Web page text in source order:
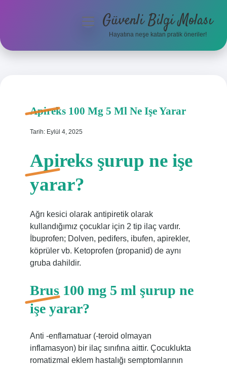
Anasayfa
menüyüGüvenli Bilgi Molası
Hayatına neşe katan pratik öneriler!
Apireks 100 Mg 5 Ml Ne Işe Yarar
Tarih: Eylül 4, 2025
Apireks şurup ne işe
yarar?
Ağrı kesici olarak antipiretik olarak
kullandığımız çocuklar için 2 tip ilaç vardır.
İbuprofen; Dolven, pedifers, ibufen, apirekler,
köprüler vb. Ketoprofen (propanid) de aynı
gruba dahildir.
Brus 100 mg 5 ml şurup ne
işe yarar?
Anti -enflamatuar (-teroid olmayan
inflamasyon) bir ilaç sınıfına aittir. Çocuklukta
romatizmal eklem hastalığı semptomlarının